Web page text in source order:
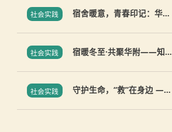
行
社会实践
宿舍暖意，青春印记：华附
动”顺利开展
社会实践
宿暖冬至·共聚华附——知识
社会实践
守护生命，“救”在身边 ——